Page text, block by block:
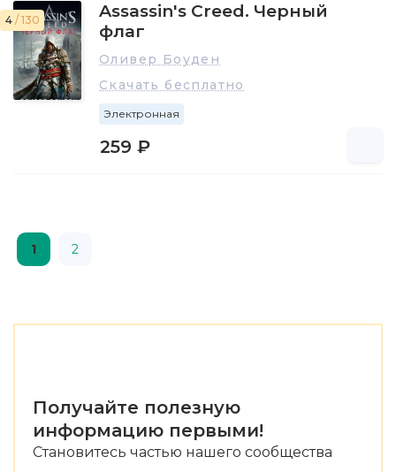
4 / 130
Assassin's Creed. Черный
флаг
Оливер Боуден
Скачать бесплатно
Электронная
259 ₽
1 2
Получайте полезную
информацию первыми!
Становитесь частью нашего сообщества